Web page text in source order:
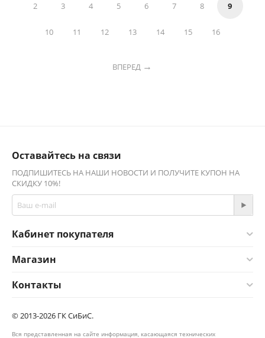
2 3 4 5 6 7 8 9
10 11 12 13 14 15 16
ВПЕРЕД
Оставайтесь на связи
ПОДПИШИТЕСЬ НА НАШИ НОВОСТИ И ПОЛУЧИТЕ КУПОН НА
СКИДКУ 10%!
Кабинет покупателя
Магазин
Контакты
© 2013-2026 ГК СиБиС.
Вся представленная на сайте информация, касающаяся технических